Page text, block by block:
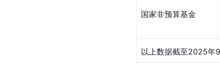
国家非预算基金
以上数据截至2025年